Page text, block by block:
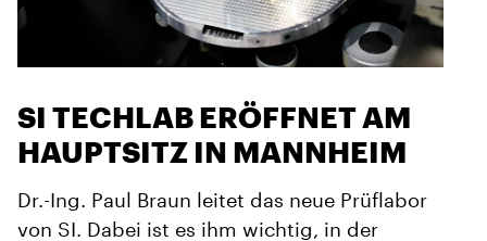
SI TECHLAB ERÖFFNET AM
HAUPTSITZ IN MANNHEIM
Dr.-Ing. Paul Braun leitet das neue Prüflabor
von SI. Dabei ist es ihm wichtig, in der